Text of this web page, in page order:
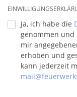
Ja, ich habe die
genommen und
mir
erhoben und
kann jederzeit